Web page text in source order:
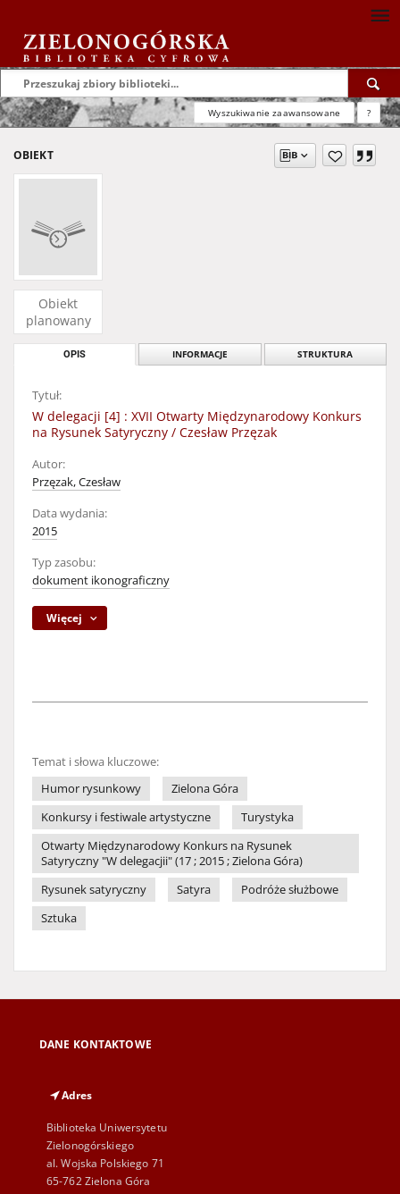
Wyszukiwanie zaawansowane ?
OBIEKT
Obiekt
planowany
OPIS INFORMACJE STRUKTURA
Tytuł:
W delegacji [4] : XVII Otwarty Międzynarodowy Konkurs
na Rysunek Satyryczny / Czesław Przęzak
Autor:
Przęzak, Czesław
Data wydania:
2015
Typ zasobu:
dokument ikonograficzny
Więcej
Temat i słowa kluczowe:
Humor rysunkowy
Zielona Góra
Konkursy i festiwale artystyczne
Turystyka
Otwarty Międzynarodowy Konkurs na Rysunek
Satyryczny "W delegacjii" (17 ; 2015 ; Zielona Góra)
Rysunek satyryczny
Satyra
Podróże służbowe
Sztuka
DANE KONTAKTOWE
Adres
Biblioteka Uniwersytetu
Zielonogórskiego
al. Wojska Polskiego 71
65-762 Zielona Góra